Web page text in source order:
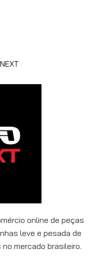
online de peças
leve e pesada de
mercado brasileiro.